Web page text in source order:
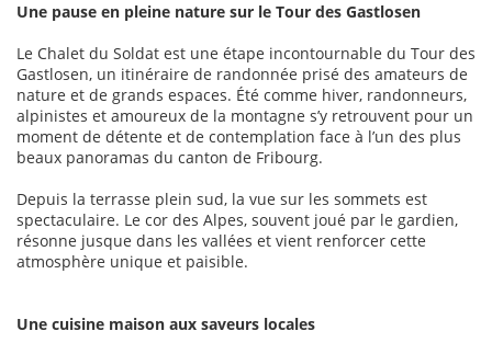
Une pause en pleine nature sur le Tour des Gastlosen
Le Chalet du Soldat est une étape incontournable du Tour des
Gastlosen, un itinéraire de randonnée prisé des amateurs de
nature et de grands espaces. Été comme hiver, randonneurs,
alpinistes et amoureux de la montagne s’y retrouvent pour un
moment de détente et de contemplation face à l’un des plus
beaux panoramas du canton de Fribourg.
Depuis la terrasse plein sud, la vue sur les sommets est
spectaculaire. Le cor des Alpes, souvent joué par le gardien,
résonne jusque dans les vallées et vient renforcer cette
atmosphère unique et paisible.
Une cuisine maison aux saveurs locales